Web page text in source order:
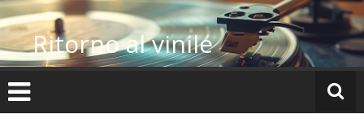
Vai
al
contenutoRitorno al vinile